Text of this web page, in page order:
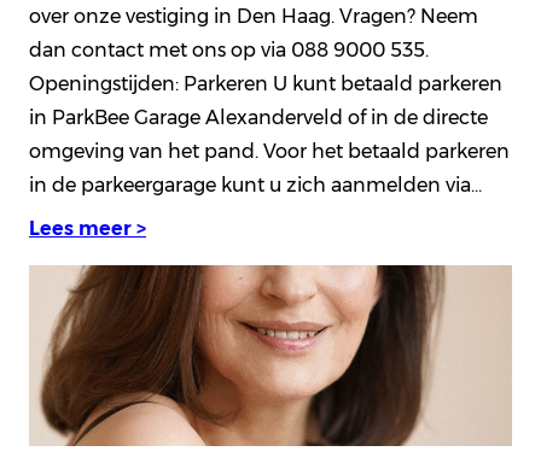
over onze vestiging in Den Haag. Vragen? Neem
dan contact met ons op via 088 9000 535.
Openingstijden: Parkeren U kunt betaald parkeren
in ParkBee Garage Alexanderveld of in de directe
omgeving van het pand. Voor het betaald parkeren
in de parkeergarage kunt u zich aanmelden via…
Lees meer >